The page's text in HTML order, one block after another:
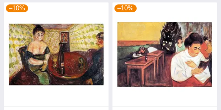
–10% –10%